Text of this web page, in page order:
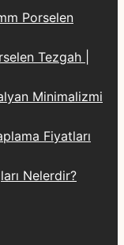
Porselen
Tezgah |
Minimalizmi
Fiyatları
Nelerdir?